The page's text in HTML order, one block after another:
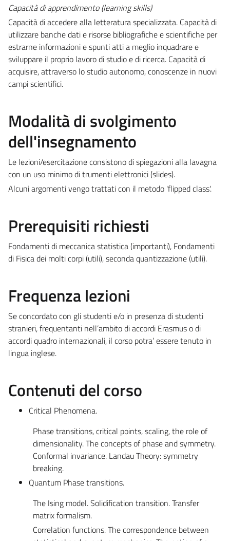
Capacità di apprendimento (learning skills)
Capacità di accedere alla letteratura specializzata. Capacità di
utilizzare banche dati e risorse bibliografiche e scientifiche per
estrarne informazioni e spunti atti a meglio inquadrare e
sviluppare il proprio lavoro di studio e di ricerca. Capacità di
acquisire, attraverso lo studio autonomo, conoscenze in nuovi
campi scientifici.
Modalità di svolgimento
dell'insegnamento
Le lezioni/esercitazione consistono di spiegazioni alla lavagna
con un uso minimo di trumenti elettronici (slides).
Alcuni argomenti vengo trattati con il metodo 'flipped class'.
Prerequisiti richiesti
Fondamenti di meccanica statistica (importanti), Fondamenti
di Fisica dei molti corpi (utili), seconda quantizzazione (utili).
Frequenza lezioni
Se concordato con gli studenti e/o in presenza di studenti
stranieri, frequentanti nell’ambito di accordi Erasmus o di
accordi quadro internazionali, il corso potra’ essere tenuto in
lingua inglese.
Contenuti del corso
Critical Phenomena.
Phase transitions, critical points, scaling, the role of
dimensionality. The concepts of phase and symmetry.
Conformal invariance. Landau Theory: symmetry
breaking.
Quantum Phase transitions.
The Ising model. Solidification transition. Transfer
matrix formalism.
Correlation functions. The correspondence between